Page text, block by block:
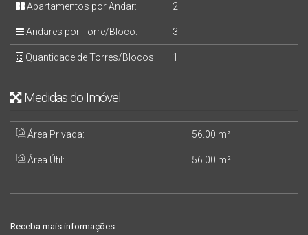
Apartamentos por Andar: 2
Andares por Torre/Bloco: 3
Quantidade de Torres/Blocos: 1
Medidas do Imóvel
Área Privada: 56 .00 m²
Área Útil: 56 .00 m²
Receba mais informações: